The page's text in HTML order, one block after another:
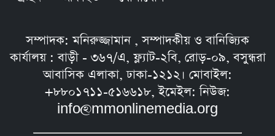
সম্পাদক: মনিরুজ্জামান , সম্পাদকীয় ও বানিজ্যিক
কার্যালয় : বাড়ী - ৩৬৭/এ, ফ্ল্যাট-২বি, রোড়-০৯, বসুন্ধরা
আবাসিক এলাকা, ঢাকা-১২১২। মোবাইল:
+৮৮০১৭১১-৫১৬৬১৮, ইমেইল: নিউজ:
info@mmonlinemedia.org